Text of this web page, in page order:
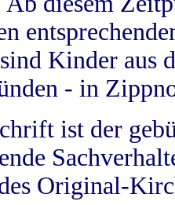
Kinder aus
- in
ist der
Original-